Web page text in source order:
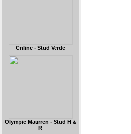
Online - Stud Verde
Olympic Maurren - Stud H &
R